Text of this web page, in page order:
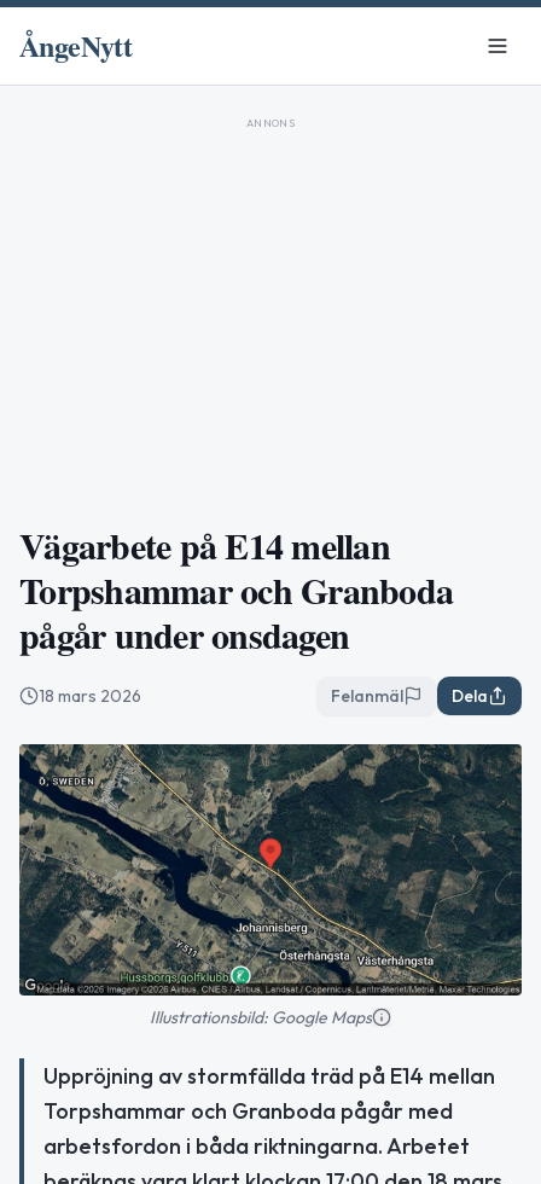
ÅngeNytt
ANNONS
Vägarbete på E14 mellan
Torpshammar och Granboda
pågår under onsdagen
18 mars 2026 Felanmäl Dela
Illustrationsbild: Google Maps
Uppröjning av stormfällda träd på E14 mellan
Torpshammar och Granboda pågår med
arbetsfordon i båda riktningarna. Arbetet